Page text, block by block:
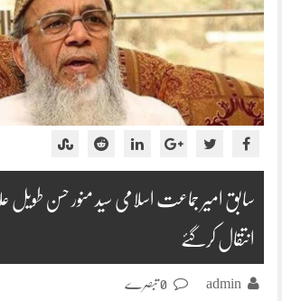
سابق امیر جماعت اسلامی سید منور حسن
انتقال کرگئے
admin